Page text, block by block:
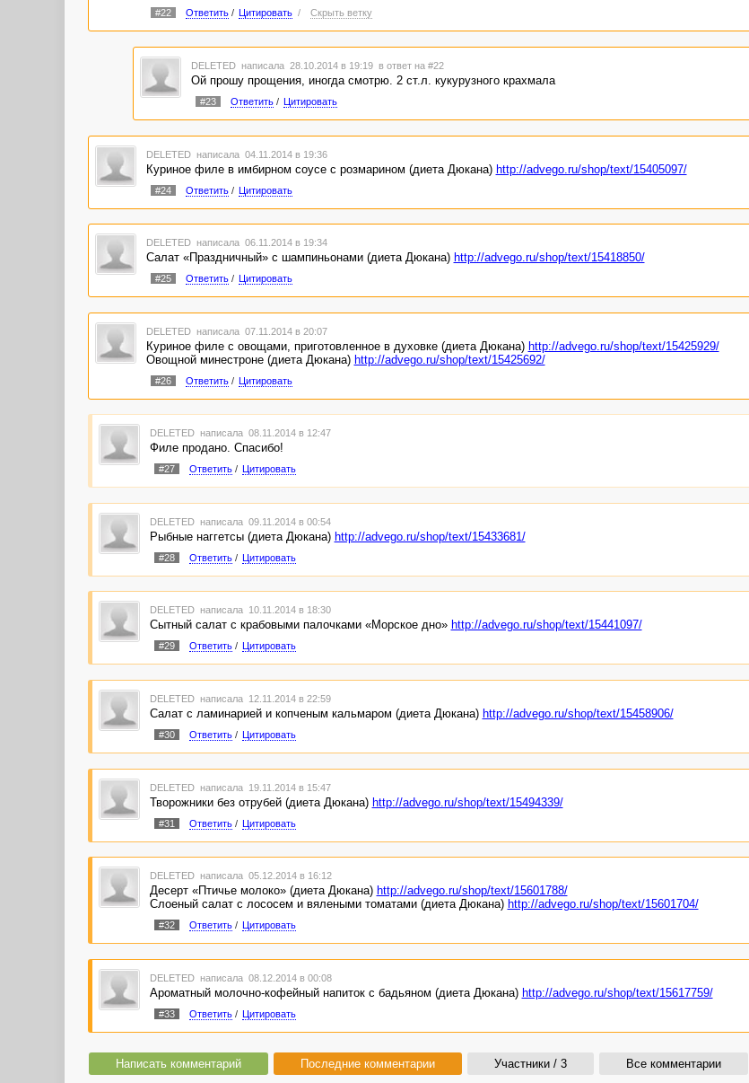
#22 Ответить/ Цитировать / Скрыть ветку
DELETED написала 28.10.2014 в 19:19 в ответ на #22
Ой прошу прощения, иногда смотрю. 2 ст.л. кукурузного крахмала
#23 Ответить/ Цитировать
DELETED написала 04.11.2014 в 19:36
Куриное филе в имбирном соусе с розмарином (диета Дюкана) http://advego.ru/shop/text/15405097/
#24 Ответить/ Цитировать
DELETED написала 06.11.2014 в 19:34
Салат «Праздничный» с шампиньонами (диета Дюкана) http://advego.ru/shop/text/15418850/
#25 Ответить/ Цитировать
DELETED написала 07.11.2014 в 20:07
Куриное филе с овощами, приготовленное в духовке (диета Дюкана) http://advego.ru/shop/text/15425929/
Овощной минестроне (диета Дюкана) http://advego.ru/shop/text/15425692/
#26 Ответить/ Цитировать
DELETED написала 08.11.2014 в 12:47
Филе продано. Спасибо!
#27 Ответить/ Цитировать
DELETED написала 09.11.2014 в 00:54
Рыбные наггетсы (диета Дюкана) http://advego.ru/shop/text/15433681/
#28 Ответить/ Цитировать
DELETED написала 10.11.2014 в 18:30
Сытный салат с крабовыми палочками «Морское дно» http://advego.ru/shop/text/15441097/
#29 Ответить/ Цитировать
DELETED написала 12.11.2014 в 22:59
Салат с ламинарией и копченым кальмаром (диета Дюкана) http://advego.ru/shop/text/15458906/
#30 Ответить/ Цитировать
DELETED написала 19.11.2014 в 15:47
Творожники без отрубей (диета Дюкана) http://advego.ru/shop/text/15494339/
#31 Ответить/ Цитировать
DELETED написала 05.12.2014 в 16:12
Десерт «Птичье молоко» (диета Дюкана) http://advego.ru/shop/text/15601788/
Слоеный салат с лососем и вялеными томатами (диета Дюкана) http://advego.ru/shop/text/15601704/
#32 Ответить/ Цитировать
DELETED написала 08.12.2014 в 00:08
Ароматный молочно-кофейный напиток с бадьяном (диета Дюкана) http://advego.ru/shop/text/15617759/
#33 Ответить/ Цитировать
Написать комментарий Последние комментарии Участники / 3 Все комментарии